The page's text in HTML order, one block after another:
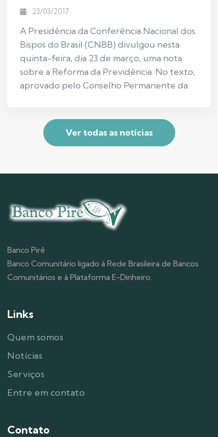
23/03/2017
A Presidência da Conferência Nacional dos
Bispos do Brasil (CNBB) divulgou nesta
quinta-feira, dia 23 de março, uma nota
sobre a Reforma da Previdência. No texto,
aprovado pelo Conselho Permanente da
Ver todas as notícias
Banco Pirê
Banco Comunitário ligado à Rede Brasileira de Bancos
Comunitários e à Plataforma E-Dinheiro.
Links
Quem somos
Notícias
Serviços
Entre em contato
Contato